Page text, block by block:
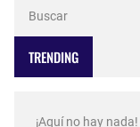
TRENDING
¡Aquí no hay nada!